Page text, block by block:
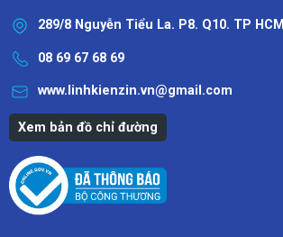
289/8 Nguyễn Tiểu La. P8. Q10. TP HCM
08 69 67 68 69
www.linhkienzin.vn@gmail.com
Xem bản đồ chỉ đường